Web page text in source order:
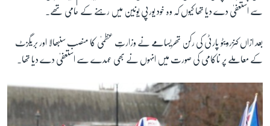
سے استعفیٰ دے دیا تھا کیوں کہ وہ خود یورپی یونین میں رہنے کے حامی تھے۔
بعد ازاں کنزرویٹو پارٹی کی رکن تھریسامے نے وزارتِ عظمیٰ کا منصب سنبھالا اور بریگزٹ
کے معاملے پر ناکامی کی صورت میں انہوں نے بھی عہدے سے استعفیٰ دے دیا تھا۔